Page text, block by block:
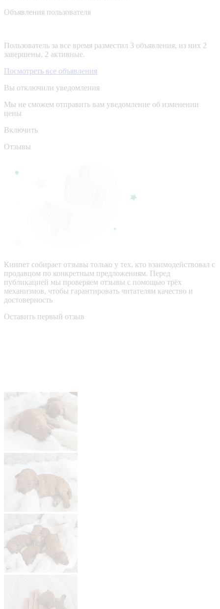
Объявления пользователя
Пользователь за все время разместил 3 объявления, из них 2
завершены, 2 активные.
Посмотреть все объявления
Вы отключили уведомления
Мы не сможем отправить вам уведомление об изменении
цены
Включить
Отзывы
Кинпет собирает отзывы только у тех, кто взаимодействовал с
продавцом по конкретным предложениям. Перед
публикацией мы проверяем отзывы с помощью трёх
механизмов, чтобы гарантировать читателям качество и
достоверность
Оставить первый отзыв